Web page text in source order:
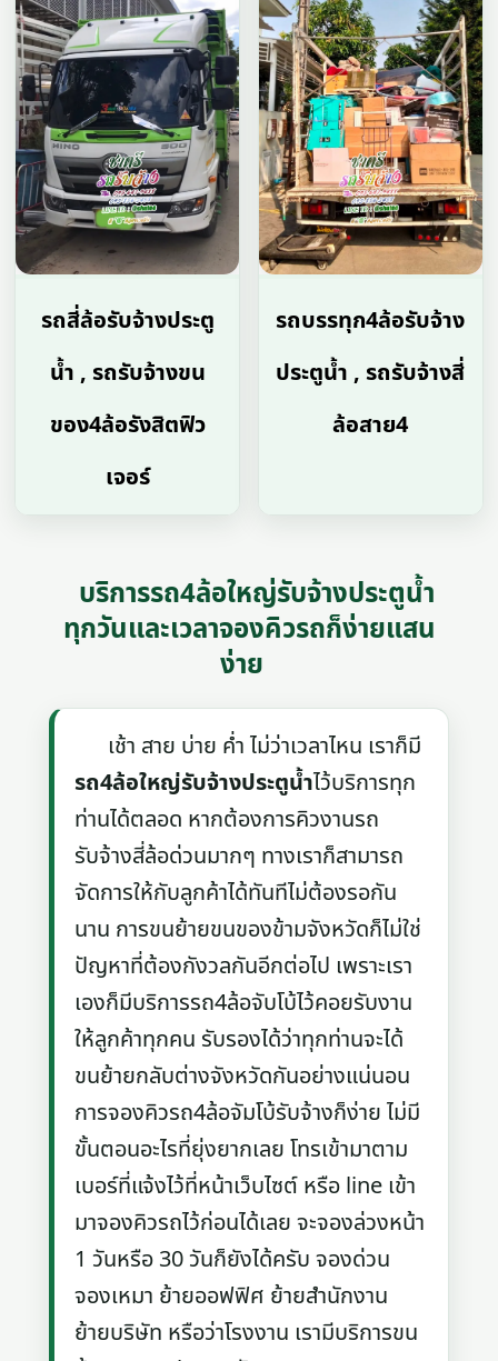
รถสี่ล้อรับจ้างประตู
น้ำ , รถรับจ้างขน
ของ4ล้อรังสิตฟิว
เจอร์
รถบรรทุก4ล้อรับจ้าง
ประตูน้ำ , รถรับจ้างสี่
ล้อสาย4
บริการรถ4ล้อใหญ่รับจ้างประตูน้ำ
ทุกวันและเวลาจองคิวรถก็ง่ายแสน
ง่าย
เช้า สาย บ่าย ค่ำ ไม่ว่าเวลาไหน เราก็มี
รถ4ล้อใหญ่รับจ้างประตูน้ำไว้บริการทุก
ท่านได้ตลอด หากต้องการคิวงานรถ
รับจ้างสี่ล้อด่วนมากๆ ทางเราก็สามารถ
จัดการให้กับลูกค้าได้ทันทีไม่ต้องรอกัน
นาน การขนย้ายขนของข้ามจังหวัดก็ไม่ใช่
ปัญหาที่ต้องกังวลกันอีกต่อไป เพราะเรา
เองก็มีบริการรถ4ล้อจับโบ้ไว้คอยรับงาน
ให้ลูกค้าทุกคน รับรองได้ว่าทุกท่านจะได้
ขนย้ายกลับต่างจังหวัดกันอย่างแน่นอน
การจองคิวรถ4ล้อจัมโบ้รับจ้างก็ง่าย ไม่มี
ขั้นตอนอะไรที่ยุ่งยากเลย โทรเข้ามาตาม
เบอร์ที่แจ้งไว้ที่หน้าเว็บไซต์ หรือ line เข้า
มาจองคิวรถไว้ก่อนได้เลย จะจองล่วงหน้า
1 วันหรือ 30 วันก็ยังได้ครับ จองด่วน
จองเหมา ย้ายออฟฟิศ ย้ายสำนักงาน
ย้ายบริษัท หรือว่าโรงงาน เรามีบริการขน